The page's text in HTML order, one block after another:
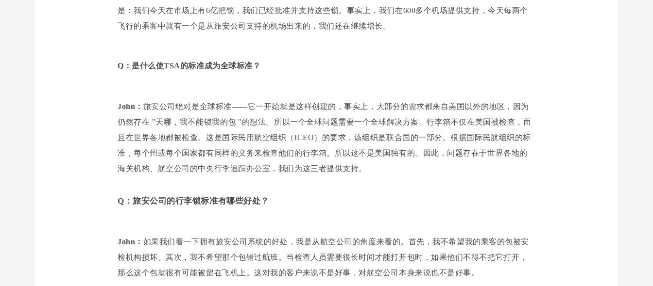
是：我们今天在市场上有6亿把锁，我们已经批准并支持这些锁。事实上，我们在600多个机场提供支持，今天每两个
飞行的乘客中就有一个是从旅安公司支持的机场出来的，我们还在继续增长。
Q：是什么使TSA的标准成为全球标准？
John： 旅安公司绝对是全球标准——它一开始就是这样创建的，事实上，大部分的需求都来自美国以外的地区，因为
仍然存在 "天哪，我不能锁我的包 "的想法。所以一个全球问题需要一个全球解决方案。行李箱不仅在美国被检查，而
且在世界各地都被检查。这是国际民用航空组织（ICEO）的要求，该组织是联合国的一部分。根据国际民航组织的标
准，每个州或每个国家都有同样的义务来检查他们的行李箱。所以这不是美国独有的。因此，问题存在于世界各地的
海关机构、航空公司的中央行李追踪办公室，我们为这三者提供支持。
Q：旅安公司的行李锁标准有哪些好处？
John： 如果我们看一下拥有旅安公司系统的好处，我是从航空公司的角 度来看的。首先，我不希望我的乘客的包被安
检机构损坏。其次，我不希望那个包错过航班。当检查人员需要很长时间才能打开包时，如果他们不得不把它打开，
那么这个包就很有可能被留在飞机上。这对我的客户来说不是好事，对航空公司本身来说也不是好事。